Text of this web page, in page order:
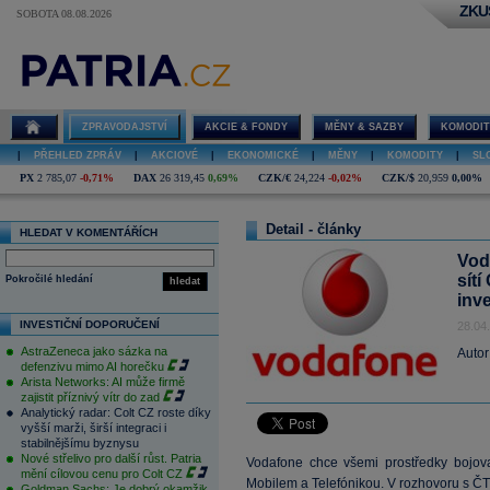
SOBOTA 08.08.2026
ZPRAVODAJSTVÍ AKCIE & FONDY MĚNY & SAZBY
PŘEHLED ZPRÁV AKCIOVÉ EKONOMICKÉ MĚNY KOMODITY
PX 2 785,07 -0,71% DAX 26 319,45 0,69% CZK/€ 24,224 -0,02% CZK/$ 20,959 0,00%
HLEDAT V KOMENTÁŘÍCH
hledat
Pokročilé hledání
INVESTIČNÍ DOPORUČENÍ
AstraZeneca jako sázka na
defenzivu mimo AI horečku
Arista Networks: AI může firmě
zajistit příznivý vítr do zad
Analytický radar: Colt CZ roste díky
vyšší marži, širší integraci i
stabilnějšímu byznysu
Nové střelivo pro další růst. Patria
mění cílovou cenu pro Colt CZ
Detail - články
sítí
Vodafone chce všemi prostředky
Mobilem a Telefónikou. V rozhovoru s